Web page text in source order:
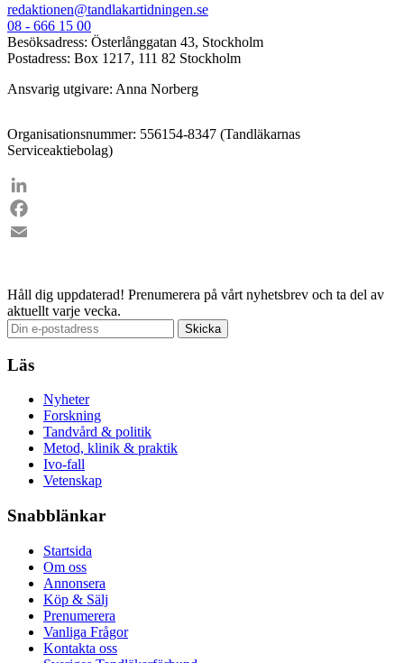
redaktionen@tandlakartidningen.se
08 - 666 15 00
Besöksadress: Österlånggatan 43, Stockholm
Postadress: Box 1217, 111 82 Stockholm
Ansvarig utgivare: Anna Norberg
Organisationsnummer: 556154-8347 (Tandläkarnas
Serviceaktiebolag)
LinkedIn
Facebook
Håll dig uppdaterad! Prenumerera på vårt nyhetsbrev och ta del av
aktuellt varje vecka.
Läs
Nyheter
Forskning
Tandvård & politik
Metod, klinik & praktik
Ivo-fall
Vetenskap
Snabblänkar
Startsida
Om oss
Annonsera
Köp & Sälj
Prenumerera
Vanliga Frågor
Kontakta oss